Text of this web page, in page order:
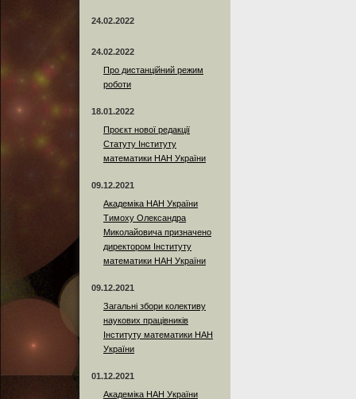
24.02.2022
24.02.2022
Про дистанційний режим
роботи
18.01.2022
Проєкт нової редакції
Статуту Інституту
математики НАН України
09.12.2021
Академіка НАН України
Тимоху Олександра
Миколайовича призначено
директором Інституту
математики НАН України
09.12.2021
Загальні збори колективу
наукових працівників
Інституту математики НАН
України
01.12.2021
Академіка НАН України